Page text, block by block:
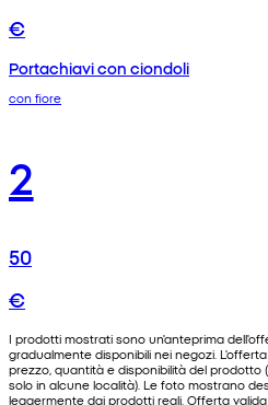
€
Portachiavi con ciondoli
con fiore
2
50
€
I prodotti mostrati sono un'anteprima
gradualmente disponibili nei negozi.
prezzo, quantità e disponibilità del prodotto
solo in alcune località). Le foto mostrano
leggermente dai prodotti reali. Offerta